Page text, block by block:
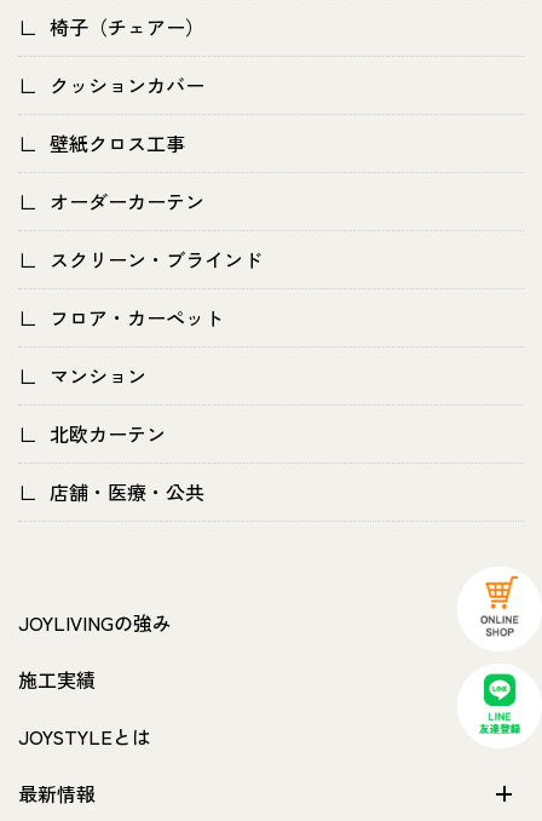
椅子（チェアー）
クッションカバー
壁紙クロス工事
オーダーカーテン
スクリーン・ブラインド
フロア・カーペット
マンション
北欧カーテン
店舗・医療・公共
JOYLIVINGの強み
施工実績
JOYSTYLEとは
最新情報